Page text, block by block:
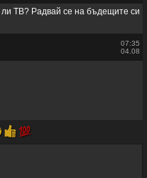
ли ТВ? Радвай се на бъдещите си
07:35
04.08
👍 💯